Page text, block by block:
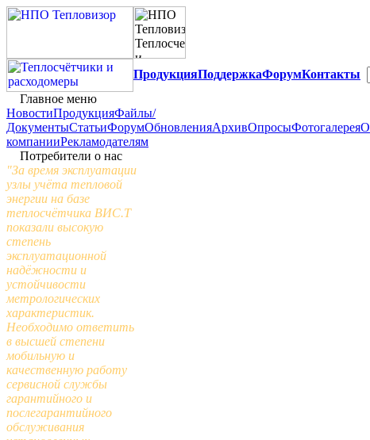
ПродукцияПоддержкаФорумКонтакты
Главное меню
НовостиПродукцияФайлы/
ДокументыСтатьиФорумОбновленияАрхивОпросыФотогалереяО
компанииРекламодателям
Потребители о нас
"За время эксплуатации
узлы учёта тепловой
энергии на базе
теплосчётчика ВИС.Т
показали высокую
степень
эксплуатационной
надёжности и
устойчивости
метрологических
характеристик.
Необходимо ответить
в высшей степени
мобильную и
качественную работу
сервисной службы
гарантийного и
послегарантийного
обслуживания